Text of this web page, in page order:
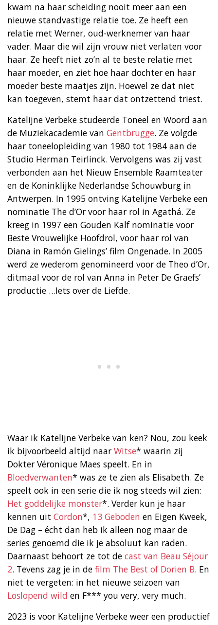
kwam na haar scheiding nooit meer aan een
nieuwe standvastige relatie toe. Ze heeft een
relatie met Werner, oud-werknemer van haar
vader. Maar die wil zijn vrouw niet verlaten voor
haar. Ze heeft niet zo’n al te beste relatie met
haar moeder, en ziet hoe haar dochter en haar
moeder beste maatjes zijn. Hoewel ze dat niet
kan toegeven, stemt haar dat ontzettend triest.
Katelijne Verbeke studeerde Toneel en Woord aan
de Muziekacademie van Gentbrugge. Ze volgde
haar toneelopleiding van 1980 tot 1984 aan de
Studio Herman Teirlinck. Vervolgens was zij vast
verbonden aan het Nieuw Ensemble Raamteater
en de Koninklijke Nederlandse Schouwburg in
Antwerpen. In 1995 ontving Katelijne Verbeke een
nominatie The d’Or voor haar rol in Agathá. Ze
kreeg in 1997 een Gouden Kalf nominatie voor
Beste Vrouwelijke Hoofdrol, voor haar rol van
Diana in Ramón Gielings’ film Ongenade. In 2005
werd ze wederom genomineerd voor de Theo d’Or,
ditmaal voor de rol van Anna in Peter De Graefs’
productie …Iets over de Liefde.
Waar ik Katelijne Verbeke van ken? Nou, zou keek
ik bijvoorbeeld altijd naar Witse* waarin zij
Dokter Véronique Maes speelt. En in
Bloedverwanten* was ze te zien als Elisabeth. Ze
speelt ook in een serie die ik nog steeds wil zien:
Het goddelijke monster*. Verder kun je haar
kennen uit Cordon*, 13 Geboden en Eigen Kweek,
De Dag – écht dan heb ik alleen nog maar de
series genoemd die ik je absoluut kan raden.
Daarnaast behoort ze tot de cast van Beau Séjour
2. Tevens zag je in de film The Best of Dorien B. En
niet te vergeten: in het nieuwe seizoen van
Loslopend wild en F*** you very, very much.
2023 is voor Katelijne Verbeke weer een productief